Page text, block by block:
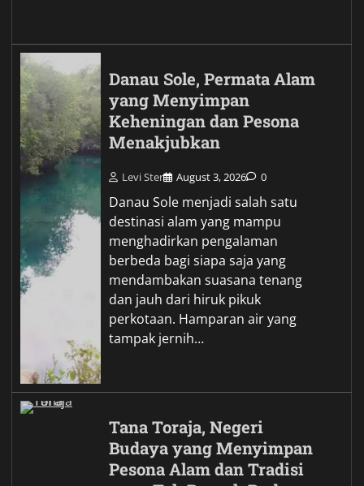
Danau Sole, Permata Alam
yang Menyimpan
Keheningan dan Pesona
Menakjubkan
Levi Ster August 3, 2026 0
Danau Sole menjadi salah satu
destinasi alam yang mampu
menghadirkan pengalaman
berbeda bagi siapa saja yang
mendambakan suasana tenang
dan jauh dari hiruk pikuk
perkotaan. Hamparan air yang
tampak jernih…
Tana Toraja, Negeri
Budaya yang Menyimpan
Pesona Alam dan Tradisi